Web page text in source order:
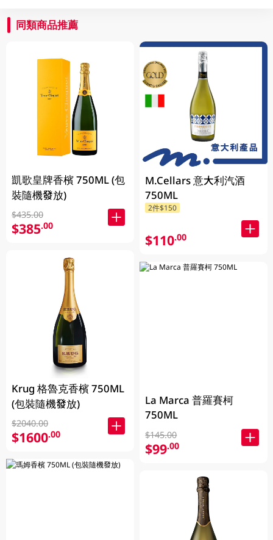
同類商品推薦
凱歌皇牌香檳 750ML (包
裝隨機發放)
$435.00
$385.00
Krug 格魯克香檳 750ML
(包裝隨機發放)
$2040.00
$1600.00
M.Cellars 意大利汽酒
750ML
2件$150
$110.00
La Marca 普羅賽柯
750ML
$145.00
$99.00